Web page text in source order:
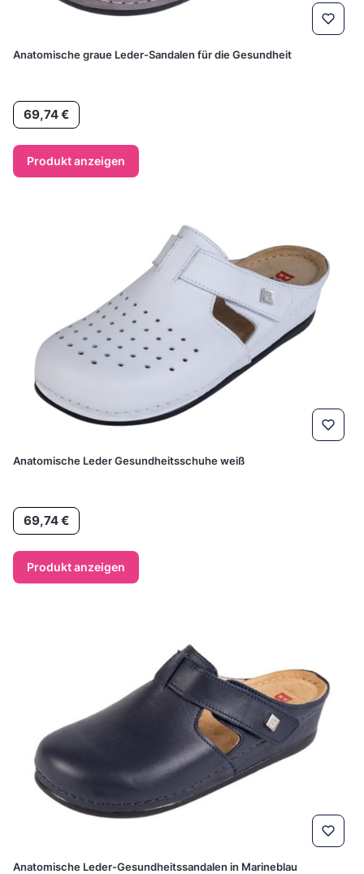
Anatomische graue Leder-Sandalen für die Gesundheit
Preis
69,74 €
Produkt anzeigen
Anatomische Leder Gesundheitsschuhe weiß
Preis
69,74 €
Produkt anzeigen
Anatomische Leder-Gesundheitssandalen in Marineblau